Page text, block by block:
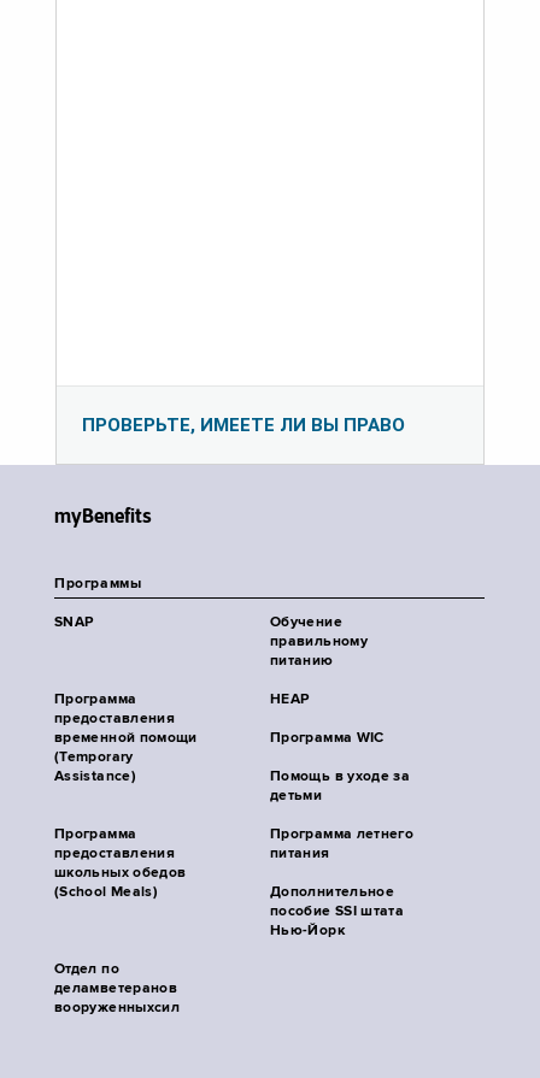
ПРОВЕРЬТЕ, ИМЕЕТЕ ЛИ ВЫ ПРАВО
myBenefits
Программы
SNAP
Обучение
правильному
питанию
Программа
предоставления
временной помощи
(Temporary
Assistance)
HEAP
Программа WIC
Помощь в уходе за
детьми
Программа
предоставления
школьных обедов
(School Meals)
Программа летнего
питания
Дополнительное
пособие SSI штата
Нью-Йорк
Отдел по
деламветеранов
вооруженныхсил